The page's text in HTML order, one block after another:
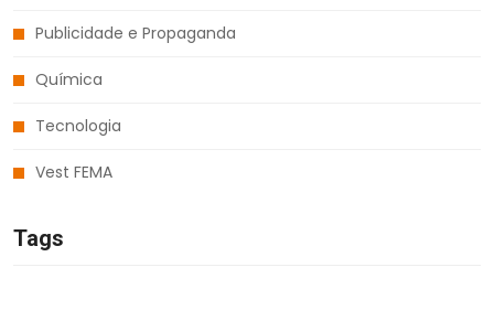
Publicidade e Propaganda
Química
Tecnologia
Vest FEMA
Tags